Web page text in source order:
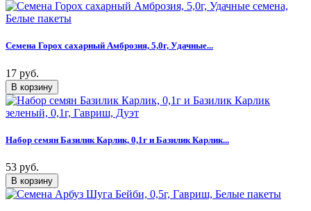
Семена Горох сахарный Амброзия, 5,0г, Удачные...
17 руб.
Набор семян Базилик Карлик, 0,1г и Базилик Карлик...
53 руб.